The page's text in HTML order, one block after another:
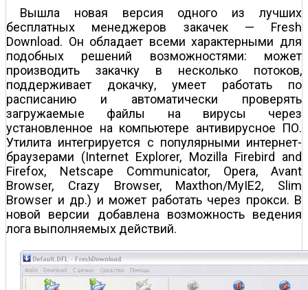
Вышла новая версия одного из лучших
бесплатных менеджеров закачек — Fresh
Download. Он обладает всеми характерными для
подобных решений возможностями: может
производить закачку в несколько потоков,
поддерживает докачку, умеет работать по
расписанию и автоматически проверять
загружаемые файлы на вирусы через
установленное на компьютере антивирусное ПО.
Утилита интегрируется с популярными интернет-
браузерами (Internet Explorer, Mozilla Firebird and
Firefox, Netscape Communicator, Opera, Avant
Browser, Crazy Browser, Maxthon/MyIE2, Slim
Browser и др.) и может работать через прокси. В
новой версии добавлена возможность ведения
лога выполняемых действий.